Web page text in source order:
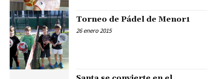
Torneo de Pádel de Menor1
26 enero 2015